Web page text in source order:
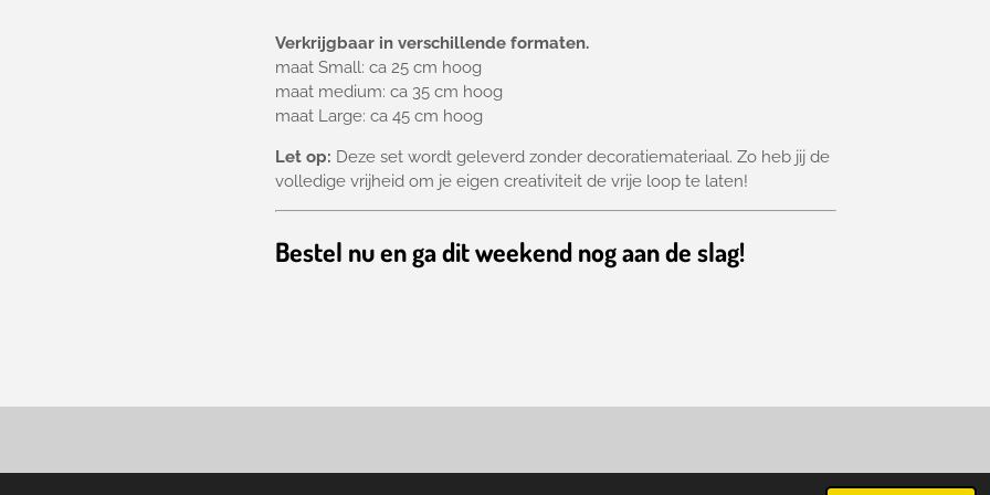
Verkrijgbaar in verschillende formaten.
maat Small: ca 25 cm hoog
maat medium: ca 35 cm hoog
maat Large: ca 45 cm hoog
Let op: Deze set wordt geleverd zonder decoratiemateriaal. Zo heb jij de
volledige vrijheid om je eigen creativiteit de vrije loop te laten!
Bestel nu en ga dit weekend nog aan de slag!